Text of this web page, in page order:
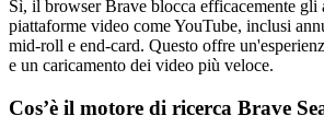
Sì, il browser Brave blocca efficacemente gli
piattaforme video come YouTube, inclusi
mid-roll e end-card. Questo offre
e un caricamento dei video più veloce.
Cos’è il motore di ricerca Brave